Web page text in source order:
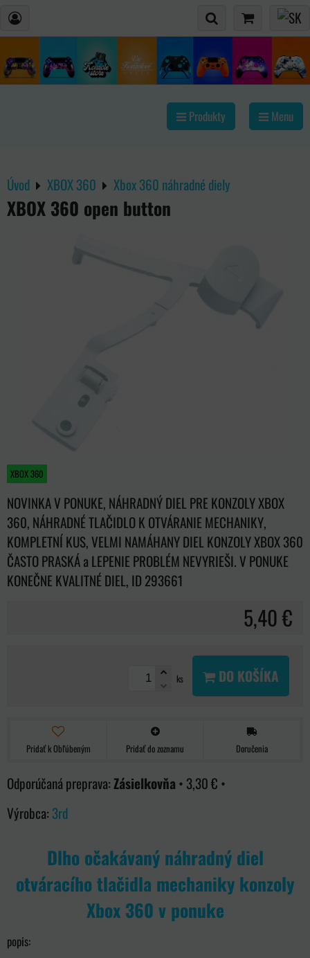
Produkty Menu
Úvod XBOX 360 Xbox 360 náhradné diely
XBOX 360 open button
XBOX 360
NOVINKA V PONUKE, NÁHRADNÝ DIEL PRE KONZOLY XBOX
360, NÁHRADNÉ TLAČIDLO K OTVÁRANIE MECHANIKY,
KOMPLETNÍ KUS, VELMI NAMÁHANY DIEL KONZOLY XBOX 360
ČASTO PRASKÁ a LEPENIE PROBLÉM NEVYRIEŠI. V PONUKE
KONEČNE KVALITNÉ DIEL, ID 293661
5,40 €
ks DO KOŠÍKA
Pridať k Obľúbeným Pridať do zoznamu Doručenia
Zásielkovňa• 3,30 € •
Výrobca: 3rd
Dlho očakávaný náhradný diel
otváracího tlačidla mechaniky konzoly
Xbox 360 v ponuke
popis: